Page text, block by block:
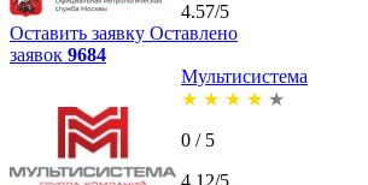
4.57/5
Оставить заявку Оставлено
заявок 9684
Мультисистема
★ ★ ★ ★ ★
0 / 5